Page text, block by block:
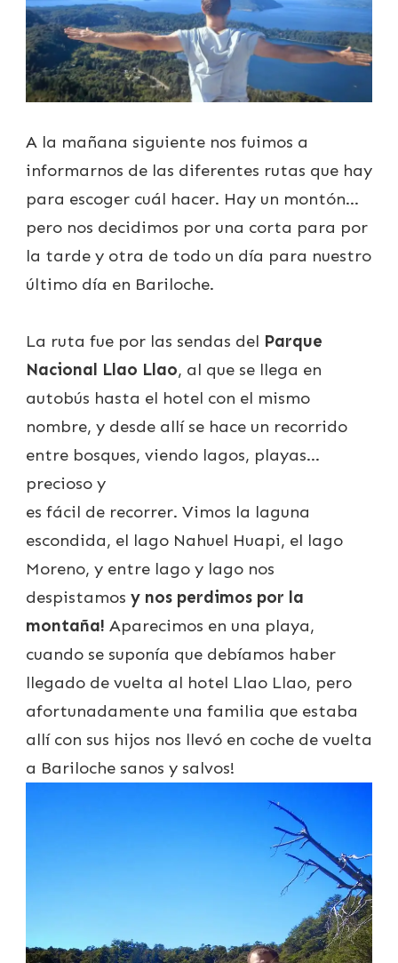
A la mañana siguiente nos fuimos a
informarnos de las diferentes rutas que hay
para escoger cuál hacer. Hay un montón…
pero nos decidimos por una corta para por
la tarde y otra de todo un día para nuestro
último día en Bariloche.
La ruta fue por las sendas del Parque
Nacional Llao Llao, al que se llega en
autobús hasta el hotel con el mismo
nombre, y desde allí se hace un recorrido
entre bosques, viendo lagos, playas…
precioso y
es fácil de recorrer. Vimos la laguna
escondida, el lago Nahuel Huapi, el lago
Moreno, y entre lago y lago nos
despistamos y nos perdimos por la
montaña! Aparecimos en una playa,
cuando se suponía que debíamos haber
llegado de vuelta al hotel Llao Llao, pero
afortunadamente una familia que estaba
allí con sus hijos nos llevó en coche de vuelta
a Bariloche sanos y salvos!